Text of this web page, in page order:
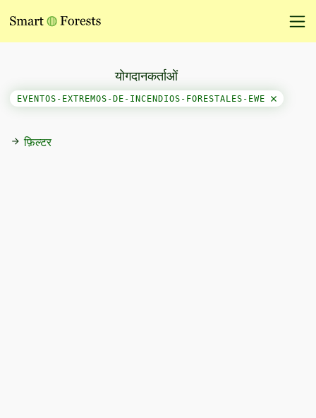
फ़िल्टर
योगदानकर्ताओं
EVENTOS-EXTREMOS-DE-INCENDIOS-FORESTALES-EWE